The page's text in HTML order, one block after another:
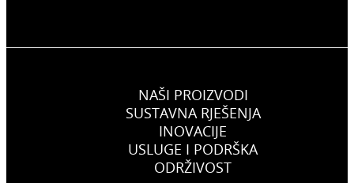
NAŠI PROIZVODI
SUSTAVNA RJEŠENJA
INOVACIJE
USLUGE I PODRŠKA
ODRŽIVOST